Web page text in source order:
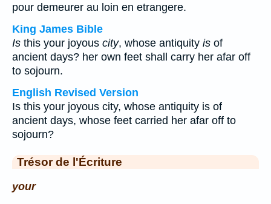
pour demeurer au loin en etrangere.
King James Bible
Is this your joyous city, whose antiquity is of
ancient days? her own feet shall carry her afar off
to sojourn.
English Revised Version
Is this your joyous city, whose antiquity is of
ancient days, whose feet carried her afar off to
sojourn?
Trésor de l'Écriture
your